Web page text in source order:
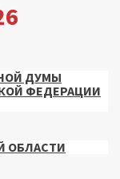
ДУМЫ
ФЕДЕРАЦИИ
ОБЛАСТИ